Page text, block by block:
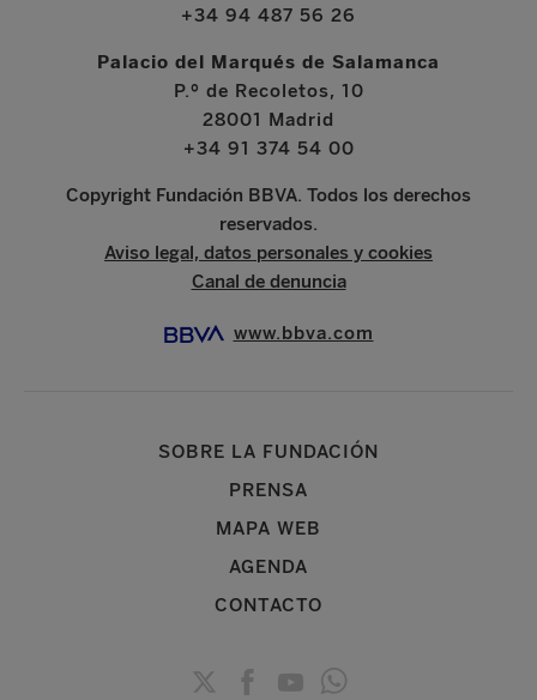
+34 94 487 56 26
Palacio del Marqués de Salamanca
P.º de Recoletos, 10
28001 Madrid
+34 91 374 54 00
Copyright Fundación BBVA. Todos los derechos
reservados.
Aviso legal, datos personales y cookies
Canal de denuncia
www.bbva.com
SOBRE LA FUNDACIÓN
PRENSA
MAPA WEB
AGENDA
CONTACTO